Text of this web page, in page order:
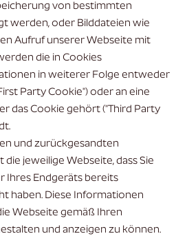
von bestimmten
werden, oder Bilddateien wie
Aufruf unserer Webseite mit
die in Cookies
in weiterer Folge entweder
Party Cookie") oder an eine
das Cookie gehört ("Third Party
und zurückgesandten
jeweilige Webseite, dass Sie
Ihres Endgeräts bereits
haben. Diese Informationen
Webseite gemäß Ihren
und anzeigen zu können.